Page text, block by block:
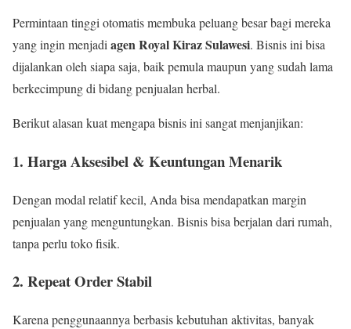
Permintaan tinggi otomatis membuka peluang besar bagi mereka
yang ingin menjadiagen Royal Kiraz Sulawesi. Bisnis ini bisa
dijalankan oleh siapa saja, baik pemula maupun yang sudah lama
berkecimpung di bidang penjualan herbal.
Berikut alasan kuat mengapa bisnis ini sangat menjanjikan:
1. Harga Aksesibel & Keuntungan Menarik
Dengan modal relatif kecil, Anda bisa mendapatkan margin
penjualan yang menguntungkan. Bisnis bisa berjalan dari rumah,
tanpa perlu toko fisik.
2. Repeat Order Stabil
Karena penggunaannya berbasis kebutuhan aktivitas, banyak